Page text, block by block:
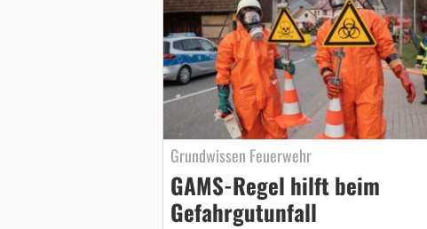
Grundwissen Feuerwehr
GAMS-Regel hilft beim
Gefahrgutunfall